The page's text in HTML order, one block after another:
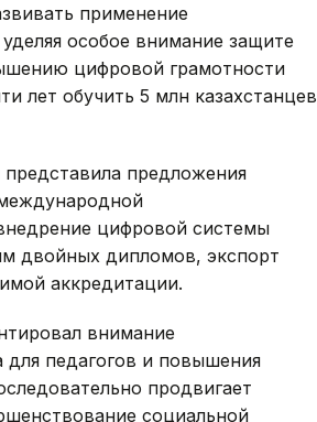
применение
особое внимание защите
цифровой грамотности
лет обучить 5 млн казахстанцев
предложения
цифровой системы
двойных дипломов, экспорт
аккредитации.
внимание
для педагогов и повышения
продвигает
социальной